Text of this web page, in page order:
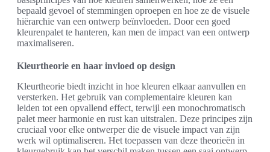
bepaald gevoel of stemmingen oproepen en hoe ze de visuele
hiërarchie van een ontwerp beïnvloeden. Door een goed
kleurenpalet te hanteren, kan men de impact van een ontwerp
maximaliseren.
Kleurtheorie en haar invloed op design
Kleurtheorie biedt inzicht in hoe kleuren elkaar aanvullen en
versterken. Het gebruik van complementaire kleuren kan
leiden tot een opvallend effect, terwijl een monochromatisch
palet meer harmonie en rust kan uitstralen. Deze principes zijn
cruciaal voor elke ontwerper die de visuele impact van zijn
werk wil optimaliseren. Het toepassen van deze theorieën in